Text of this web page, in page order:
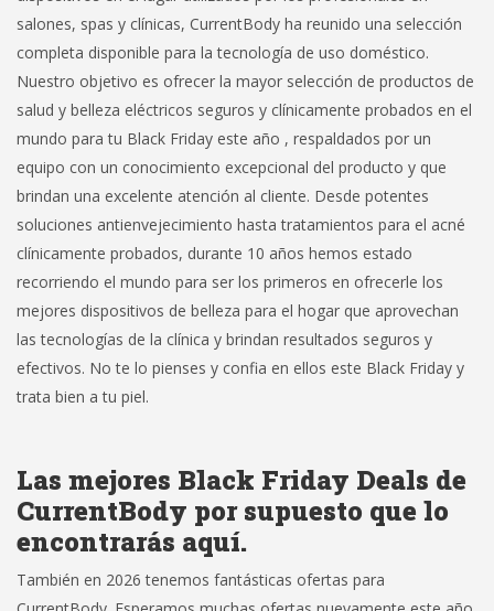
salones, spas y clínicas, CurrentBody ha reunido una selección
completa disponible para la tecnología de uso doméstico.
Nuestro objetivo es ofrecer la mayor selección de productos de
salud y belleza eléctricos seguros y clínicamente probados en el
mundo para tu Black Friday este año , respaldados por un
equipo con un conocimiento excepcional del producto y que
brindan una excelente atención al cliente. Desde potentes
soluciones antienvejecimiento hasta tratamientos para el acné
clínicamente probados, durante 10 años hemos estado
recorriendo el mundo para ser los primeros en ofrecerle los
mejores dispositivos de belleza para el hogar que aprovechan
las tecnologías de la clínica y brindan resultados seguros y
efectivos. No te lo pienses y confia en ellos este Black Friday y
trata bien a tu piel.
Las mejores Black Friday Deals de
CurrentBody por supuesto que lo
encontrarás aquí.
También en 2026 tenemos fantásticas ofertas para